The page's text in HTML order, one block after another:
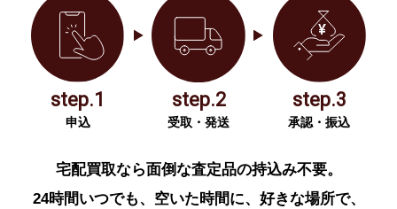
step.1
申込
step.2
受取・発送
step.3
承認・振込
宅配買取なら面倒な査定品の持込み不要。
24時間いつでも、空いた時間に、好きな場所で、